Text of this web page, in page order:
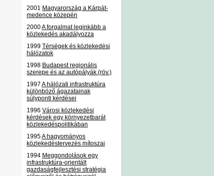
2001 Magyarország a Kárpát-
medence közepén
2000A forgalmat leginkább a
közlekedés akadályozza
1999 Térségek és közlekedési
hálózatok
1998 Budapest regionális
szerepe és az autópályák (röv.)
1997 A hálózati infrastruktúra
különböző ágazatainak
súlyponti kérdései
1996 Városi közlekedési
kérdések egy környezetbarát
közlekedéspolitikában
1995A hagyományos
közlekedéstervezés mítoszai
1994 Meggondolások egy
infrastruktúra-orientált
gazdaságfejlesztési stratégia